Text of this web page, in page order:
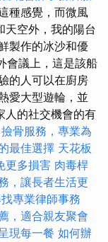
種感覺，而微風
天空外，我的陽台
製作的冰沙和優
會議上，這是該船
的人可以在廚房
愛大型遊輪，並
人的社交機會的有
撿骨服務，專業為
最佳選擇 天花板
更多損害 肉毒桿
，讓長者生活更
專業律師事務
，適合親友聚會
現每一餐 如何辦